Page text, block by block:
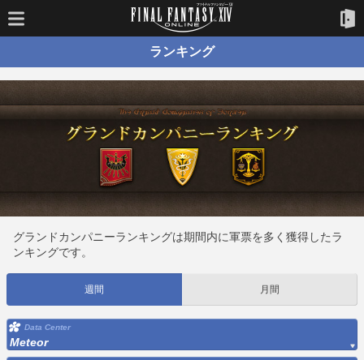
ランキング
グランドカンパニーランキングは期間内に軍票を多く獲得したラ
ンキングです。
週間 月間
Data Center
Meteor